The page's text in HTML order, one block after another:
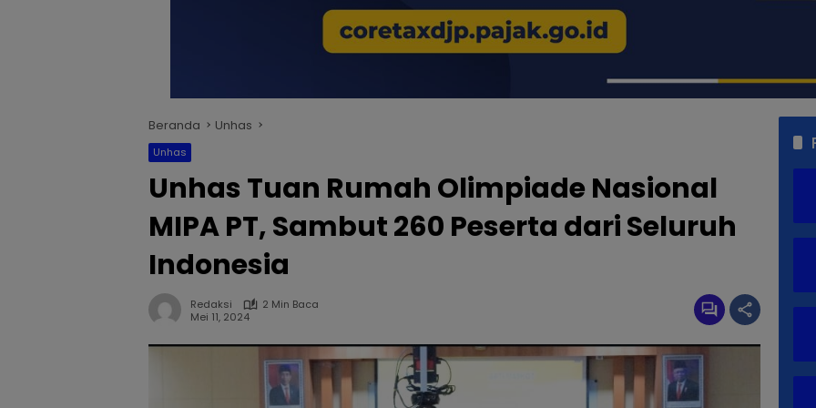
Beranda Unhas
Unhas
Unhas Tuan Rumah Olimpiade Nasional
MIPA PT, Sambut 260 Peserta dari Seluruh
Indonesia
Redaksi
2 Min Baca
Mei 11, 2024